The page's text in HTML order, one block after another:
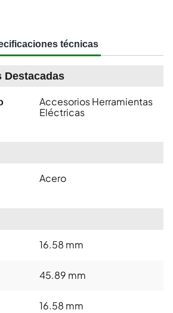
técnicas
Destacadas
Accesorios Herramientas
Eléctricas
Acero
16.58 mm
45.89 mm
16.58 mm